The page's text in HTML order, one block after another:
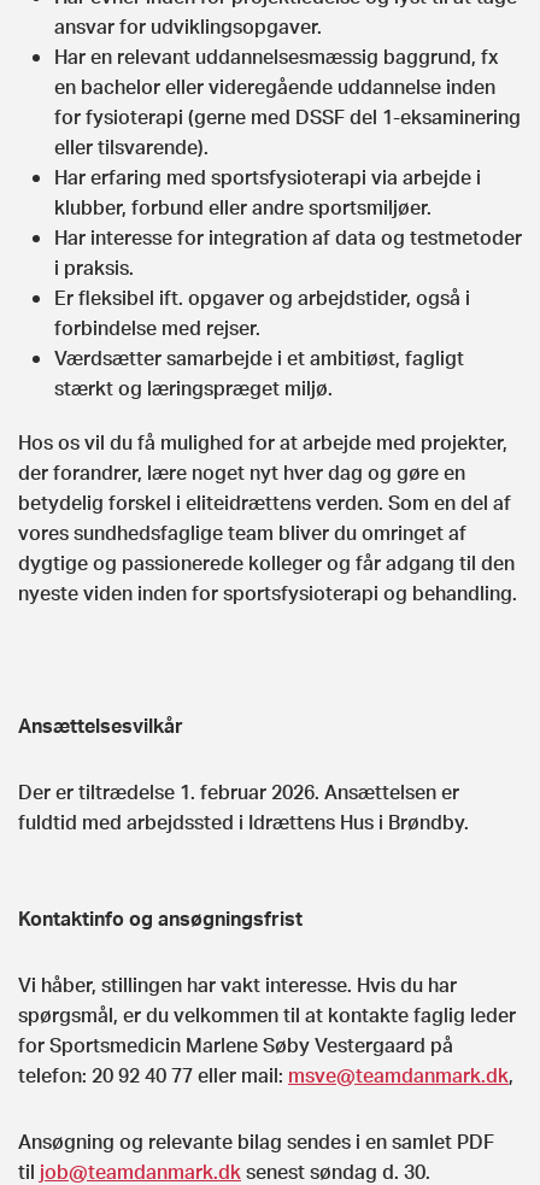
ansvar for udviklingsopgaver.
Har en relevant uddannelsesmæssig baggrund, fx
en bachelor eller videregående uddannelse inden
for fysioterapi (gerne med DSSF del 1-eksaminering
eller tilsvarende).
Har erfaring med sportsfysioterapi via arbejde i
klubber, forbund eller andre sportsmiljøer.
Har interesse for integration af data og testmetoder
i praksis.
Er fleksibel ift. opgaver og arbejdstider, også i
forbindelse med rejser.
Værdsætter samarbejde i et ambitiøst, fagligt
stærkt og læringspræget miljø.
Hos os vil du få mulighed for at arbejde med projekter,
der forandrer, lære noget nyt hver dag og gøre en
betydelig forskel i eliteidrættens verden. Som en del af
vores sundhedsfaglige team bliver du omringet af
dygtige og passionerede kolleger og får adgang til den
nyeste viden inden for sportsfysioterapi og behandling.
Ansættelsesvilkår
Der er tiltrædelse 1. februar 2026. Ansættelsen er
fuldtid med arbejdssted i Idrættens Hus i Brøndby.
Kontaktinfo og ansøgningsfrist
Vi håber, stillingen har vakt interesse. Hvis du har
spørgsmål, er du velkommen til at kontakte faglig leder
for Sportsmedicin Marlene Søby Vestergaard på
telefon: 20 92 40 77 eller mail: msve@teamdanmark.dk,
Ansøgning og relevante bilag sendes i en samlet PDF
til job@teamdanmark.dksenest søndag d. 30.